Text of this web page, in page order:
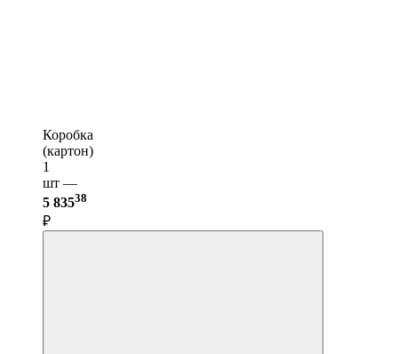
Коробка
(картон)
1
шт —
5 83538
₽